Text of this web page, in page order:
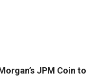
JPM Coin to